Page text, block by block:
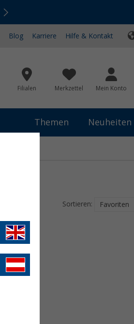
Top-Deals
Blog Karriere Hilfe & Kontakt
Filialen Merkzettel Mein Konto
Themen Neuheiten
Sortieren: